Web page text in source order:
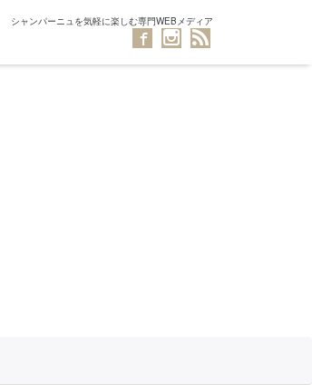
シャンパーニュを気軽に楽しむ専門WEBメディア